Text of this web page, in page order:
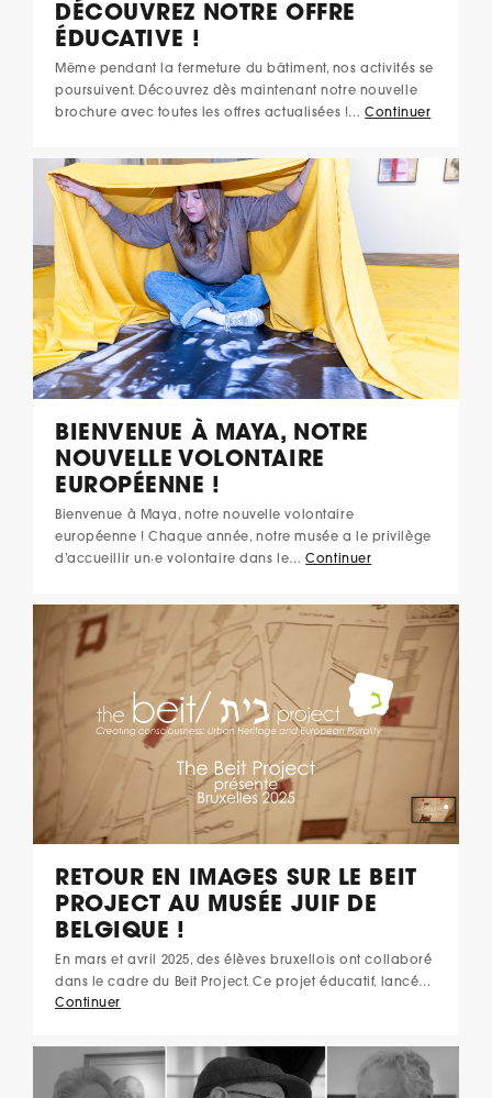
DÉCOUVREZ NOTRE OFFRE
ÉDUCATIVE !
Même pendant la fermeture du bâtiment, nos activités se
poursuivent. Découvrez dès maintenant notre nouvelle
brochure avec toutes les offres actualisées !… Continuer
BIENVENUE À MAYA, NOTRE
NOUVELLE VOLONTAIRE
EUROPÉENNE !
Bienvenue à Maya, notre nouvelle volontaire
européenne ! Chaque année, notre musée a le privilège
d’accueillir un·e volontaire dans le… Continuer
RETOUR EN IMAGES SUR LE BEIT
PROJECT AU MUSÉE JUIF DE
BELGIQUE !
En mars et avril 2025, des élèves bruxellois ont collaboré
dans le cadre du Beit Project. Ce projet éducatif, lancé…
Continuer